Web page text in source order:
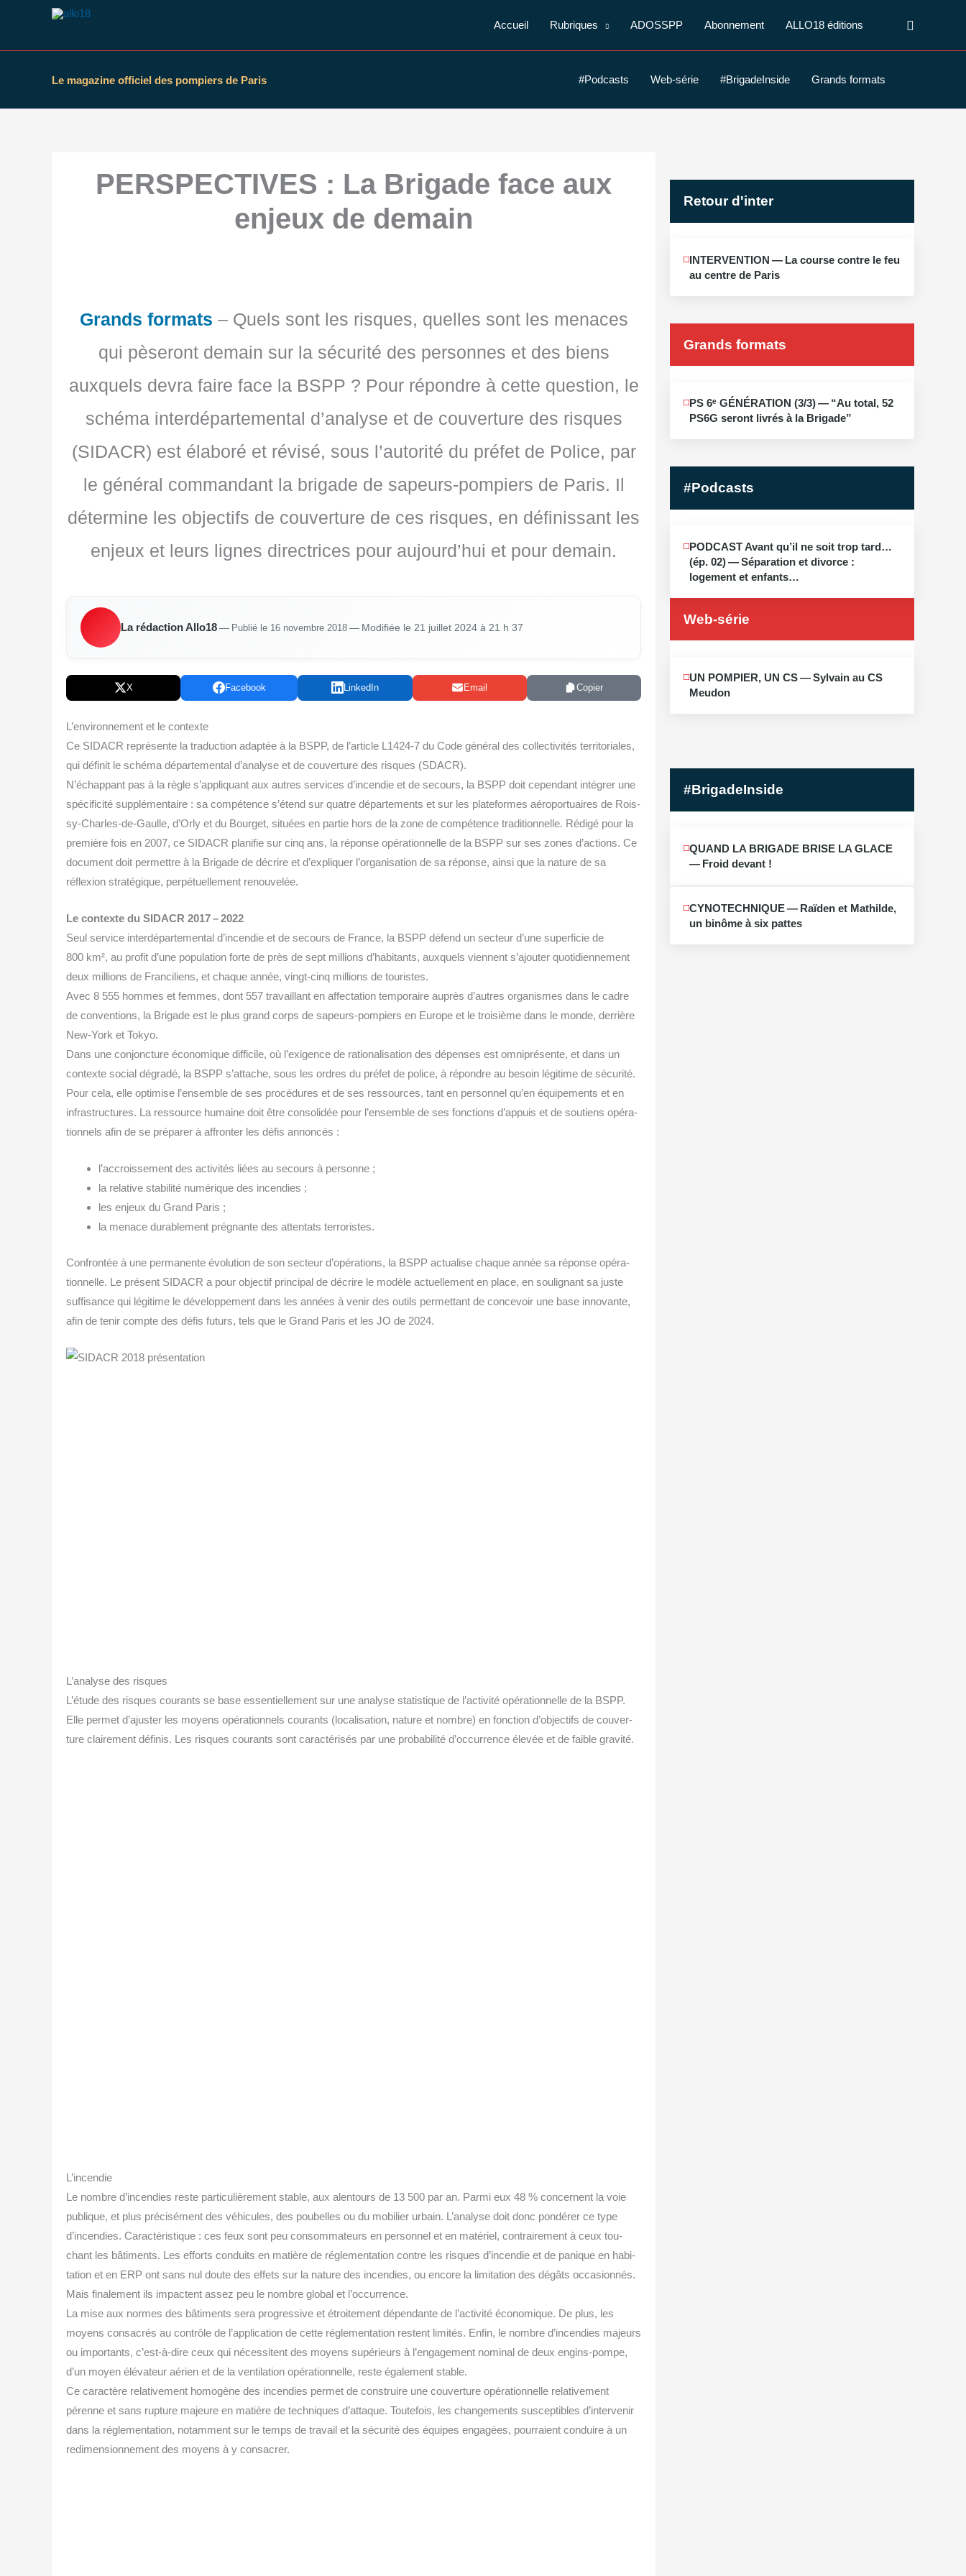
contenu
Accueil Rubriques ADOSSPP Abonnement ALLO18 éditions
Le magazine officiel des pompiers de Paris #Podcasts Web-série #BrigadeInside Grands formats
PERSPECTIVES : La Brigade face aux
enjeux de demain
Grands formats – Quels sont les risques, quelles sont les menaces
qui pèseront demain sur la sécurité des personnes et des biens
auxquels devra faire face la BSPP ? Pour répondre à cette question, le
schéma interdépartemental d’analyse et de couverture des risques
(SIDACR) est élaboré et révisé, sous l’autorité du préfet de Police, par
le général commandant la brigade de sapeurs-pompiers de Paris. Il
détermine les objectifs de couverture de ces risques, en définissant les
enjeux et leurs lignes directrices pour aujourd’hui et pour demain.
La rédac­tion Allo18— Publié le 16 novembre 2018— Modi­fiée le 21 juillet 2024 à 21 h 37
X Facebook LinkedIn Email Copier
L’environnement et le contexte
Ce SIDACR repré­sente la tra­duc­tion adap­tée à la BSPP, de l’article L1424‑7 du Code géné­ral des col­lec­ti­vi­tés ter­ri­to­riales,
qui défi­nit le sché­ma dépar­te­men­tal d’analyse et de cou­ver­ture des risques (SDACR).
N’échappant pas à la règle s’appliquant aux autres ser­vices d’incendie et de secours, la BSPP doit cepen­dant inté­grer une
spé­ci­fi­ci­té sup­plé­men­taire : sa com­pé­tence s’étend sur quatre dépar­te­ments et sur les pla­te­formes aéro­por­tuaires de Rois­
sy-Charles-de-Gaulle, d’Orly et du Bour­get, situées en par­tie hors de la zone de com­pé­tence tra­di­tion­nelle. Rédi­gé pour la
pre­mière fois en 2007, ce SIDACR pla­ni­fie sur cinq ans, la réponse opé­ra­tion­nelle de la BSPP sur ses zones d’actions. Ce
docu­ment doit per­mettre à la Bri­gade de décrire et d’expliquer l’organisation de sa réponse, ain­si que la nature de sa
réflexion stra­té­gique, per­pé­tuel­le­ment renouvelée.
Le contexte du SIDACR 2017 – 2022
Seul ser­vice inter­dé­par­te­men­tal d’incendie et de secours de France, la BSPP défend un sec­teur d’une super­fi­cie de
800 km², au pro­fit d’une popu­la­tion forte de près de sept mil­lions d’habitants, aux­quels viennent s’ajouter quo­ti­dien­ne­ment
deux mil­lions de Fran­ci­liens, et chaque année, vingt-cinq mil­lions de tou­ristes.
Avec 8 555 hommes et femmes, dont 557 tra­vaillant en affec­ta­tion tem­po­raire auprès d’autres orga­nismes dans le cadre
de conven­tions, la Bri­gade est le plus grand corps de sapeurs-pom­piers en Europe et le troi­sième dans le monde, der­rière
New-York et Tokyo.
Dans une conjonc­ture éco­no­mique dif­fi­cile, où l’exigence de ratio­na­li­sa­tion des dépenses est omni­pré­sente, et dans un
contexte social dégra­dé, la BSPP s’attache, sous les ordres du pré­fet de police, à répondre au besoin légi­time de sécu­ri­té.
Pour cela, elle opti­mise l’ensemble de ses pro­cé­dures et de ses res­sources, tant en per­son­nel qu’en équi­pe­ments et en
infra­struc­tures. La res­source humaine doit être conso­li­dée pour l’ensemble de ses fonc­tions d’appuis et de sou­tiens opé­ra­
tion­nels afin de se pré­pa­rer à affron­ter les défis annoncés :
l’accroissement des acti­vi­tés liées au secours à personne ;
la rela­tive sta­bi­li­té numé­rique des incendies ;
les enjeux du Grand Paris ;
la menace dura­ble­ment pré­gnante des atten­tats terroristes.
Confron­tée à une per­ma­nente évo­lu­tion de son sec­teur d’opérations, la BSPP actua­lise chaque année sa réponse opé­ra­
tion­nelle. Le pré­sent SIDACR a pour objec­tif prin­ci­pal de décrire le modèle actuel­le­ment en place, en sou­li­gnant sa juste
suf­fi­sance qui légi­time le déve­lop­pe­ment dans les années à venir des outils per­met­tant de conce­voir une base inno­vante,
afin de tenir compte des défis futurs, tels que le Grand Paris et les JO de 2024.
L’analyse des risques
L’étude des risques cou­rants se base essen­tiel­le­ment sur une ana­lyse sta­tis­tique de l’activité opé­ra­tion­nelle de la BSPP.
Elle per­met d’ajuster les moyens opé­ra­tion­nels cou­rants (loca­li­sa­tion, nature et nombre) en fonc­tion d’objectifs de cou­ver­
ture clai­re­ment défi­nis. Les risques cou­rants sont carac­té­ri­sés par une pro­ba­bi­li­té d’occurrence éle­vée et de faible gravité.
L’incendie
Le nombre d’incendies reste par­ti­cu­liè­re­ment stable, aux alen­tours de 13 500 par an. Par­mi eux 48 % concernent la voie
publique, et plus pré­ci­sé­ment des véhi­cules, des pou­belles ou du mobi­lier urbain. L’analyse doit donc pon­dé­rer ce type
d’incendies. Carac­té­ris­tique : ces feux sont peu consom­ma­teurs en per­son­nel et en maté­riel, contrai­re­ment à ceux tou­
chant les bâti­ments. Les efforts conduits en matière de régle­men­ta­tion contre les risques d’incendie et de panique en habi­
ta­tion et en ERP ont sans nul doute des effets sur la nature des incen­dies, ou encore la limi­ta­tion des dégâts occa­sion­nés.
Mais fina­le­ment ils impactent assez peu le nombre glo­bal et l’occurrence.
La mise aux normes des bâti­ments sera pro­gres­sive et étroi­te­ment dépen­dante de l’activité éco­no­mique. De plus, les
moyens consa­crés au contrôle de l’application de cette régle­men­ta­tion res­tent limi­tés. Enfin, le nombre d’incendies majeurs
ou impor­tants, c’est-à-dire ceux qui néces­sitent des moyens supé­rieurs à l’engagement nomi­nal de deux engins-pompe,
d’un moyen élé­va­teur aérien et de la ven­ti­la­tion opé­ra­tion­nelle, reste éga­le­ment stable.
Ce carac­tère rela­ti­ve­ment homo­gène des incen­dies per­met de construire une cou­ver­ture opé­ra­tion­nelle rela­ti­ve­ment
pérenne et sans rup­ture majeure en matière de tech­niques d’attaque. Tou­te­fois, les chan­ge­ments sus­cep­tibles d’intervenir
dans la régle­men­ta­tion, notam­ment sur le temps de tra­vail et la sécu­ri­té des équipes enga­gées, pour­raient conduire à un
redi­men­sion­ne­ment des moyens à y consacrer.
Retour d'inter
JUIN
12
2026
INTERVENTION — La course contre le feu
au centre de Paris
Grands formats
JUIN
19
2026
PS 6ᵉ GÉNÉRATION (3/​3) — “Au total, 52
PS6G seront livrés à la Brigade”
#Podcasts
MAI
13
2026
PODCAST Avant qu’il ne soit trop tard…
(ép. 02) — Séparation et divorce :
logement et enfants…
Web-série
MAI
10
2026
UN POMPIER, UN CS — Sylvain au CS
Meudon
#BrigadeInside
QUAND LA BRIGADE BRISE LA GLACE
— Froid devant !
CYNOTECHNIQUE — Raïden et Mathilde,
un binôme à six pattes